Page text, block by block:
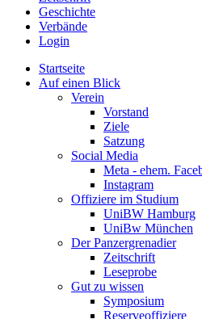
Geschichte
Verbände
Login
Startseite
Auf einen Blick
Verein
Vorstand
Ziele
Satzung
Social Media
Meta - ehem.
Instagram
Offiziere im Studium
UniBW Hamburg
UniBw München
Der Panzergrenadier
Zeitschrift
Leseprobe
Gut zu wissen
Symposium
Reserveoffiziere